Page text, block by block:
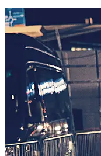
Portfolio
People